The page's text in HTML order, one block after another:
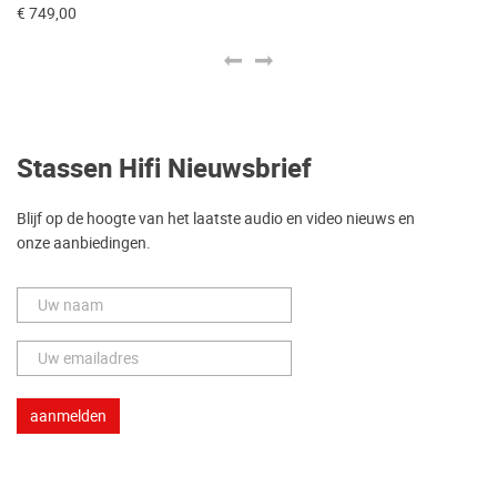
€ 749,00
Stassen Hifi Nieuwsbrief
Blijf op de hoogte van het laatste audio en video nieuws en
onze aanbiedingen.